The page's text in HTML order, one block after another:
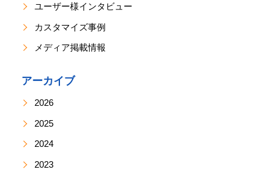
ユーザー様インタビュー
カスタマイズ事例
メディア掲載情報
アーカイブ
2026
2025
2024
2023